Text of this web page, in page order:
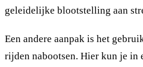
geleidelijke blootstelling aan
Een andere aanpak is het
rijden nabootsen. Hier kun je in